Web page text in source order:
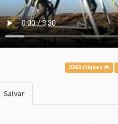
3363 cliques
Salvar